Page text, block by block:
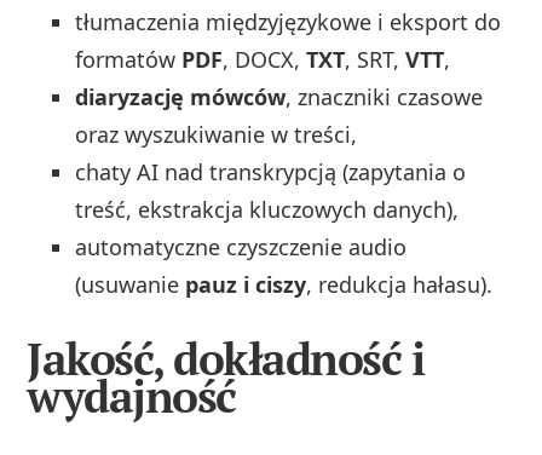
tłumaczenia międzyjęzykowe i eksport do
formatów PDF, DOCX,TXT, SRT,VTT,
diaryzację mówców, znaczniki czasowe
oraz wyszukiwanie w treści,
chaty AI nad transkrypcją (zapytania o
treść, ekstrakcja kluczowych danych),
automatyczne czyszczenie audio
(usuwanie pauz i ciszy, redukcja hałasu).
Jakość, dokładność i
wydajność